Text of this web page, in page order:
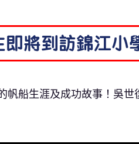
將到訪錦江小
船生涯及成功故事！吳